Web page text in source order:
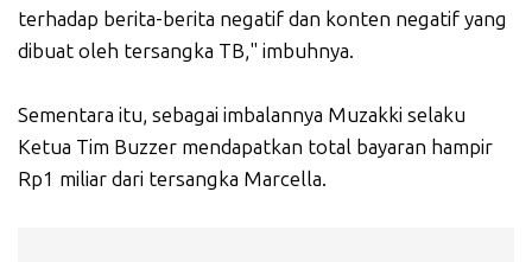
terhadap berita-berita negatif dan konten negatif yang
dibuat oleh tersangka TB," imbuhnya.
Sementara itu, sebagai imbalannya Muzakki selaku
Ketua Tim Buzzer mendapatkan total bayaran hampir
Rp1 miliar dari tersangka Marcella.